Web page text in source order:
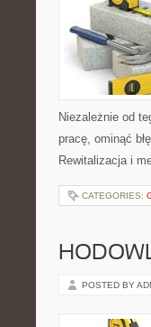
Niezależnie od
pracę, ominąć
Rewitalizacja i
CATEGORIES:
POSTED BY